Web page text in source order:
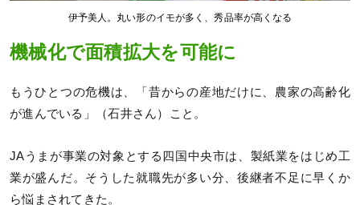
伊予美人。丸い形のイモが多く、秀品率が高くなる
機械化で面積拡大を可能に
もうひとつの危機は、「昔からの産地だけに、農家の高齢化
が進んでいる」（石井さん）こと。
JAうまが事業の対象とする四国中央市は、製紙業をはじめ工
業が盛んだ。そうした就職先が多い分、後継者不足に早くか
ら悩まされてきた。